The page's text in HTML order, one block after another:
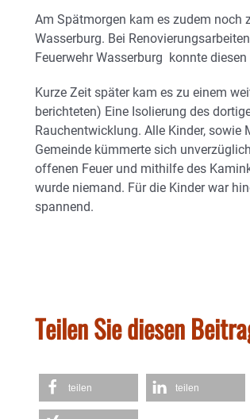
Am Spätmorgen kam es zudem noch
Wasserburg. Bei
Feuerwehr Wasserburg konnte
Kurze Zeit später kam es zu einem
berichteten) Eine Isolierung des
Rauchentwicklung. Alle Kinder,
Gemeinde kümmerte sich
offenen Feuer und mithilfe des
wurde niemand. Für die Kinder war
spannend.
Teilen Sie diesen
teilen teilen